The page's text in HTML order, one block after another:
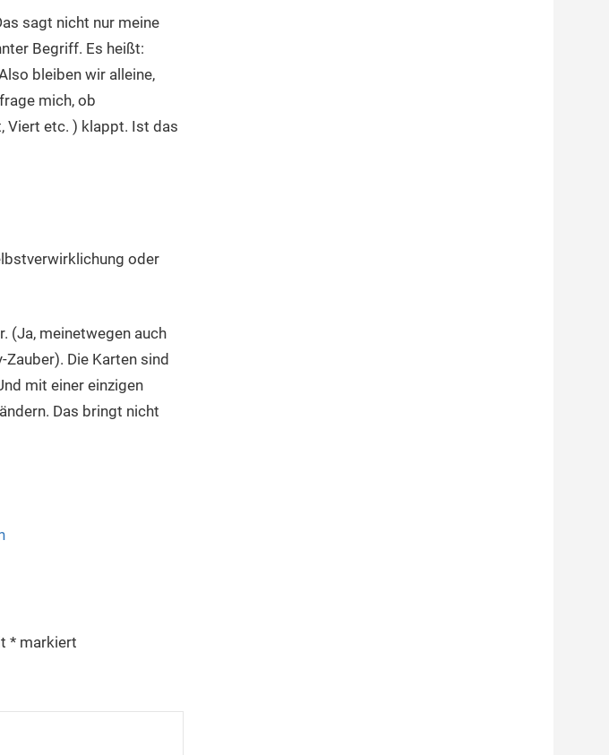
sagt nicht nur meine
Begriff. Es heißt:
bleiben wir alleine,
mich, ob
Viert etc. ) klappt. Ist das
oder
(Ja, meinetwegen auch
Die Karten sind
mit einer einzigen
Das bringt nicht
*markiert